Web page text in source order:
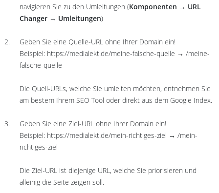
navigieren Sie zu den Umleitungen (Komponenten → URL
Changer → Umleitungen)
Geben Sie eine Quelle-URL ohne Ihrer Domain ein!
Beispiel: https://medialekt.de/meine-falsche-quelle → /meine-
falsche-quelle
Die Quell-URLs, welche Sie umleiten möchten, entnehmen Sie
am bestem Ihrem SEO Tool oder direkt aus dem Google Index.
Geben Sie eine Ziel-URL ohne Ihrer Domain ein!
Beispiel: https://medialekt.de/mein-richtiges-ziel → /mein-
richtiges-ziel
Die Ziel-URL ist diejenige URL, welche Sie priorisieren und
alleinig die Seite zeigen soll.